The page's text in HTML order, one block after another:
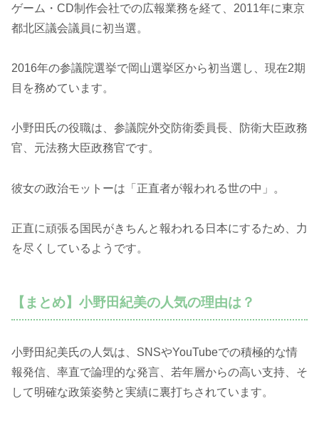
ゲーム・CD制作会社での広報業務を経て、2011年に東京
都北区議会議員に初当選。
2016年の参議院選挙で岡山選挙区から初当選し、現在2期
目を務めています。
小野田氏の役職は、参議院外交防衛委員長、防衛大臣政務
官、元法務大臣政務官です。
彼女の政治モットーは「正直者が報われる世の中」。
正直に頑張る国民がきちんと報われる日本にするため、力
を尽くしているようです。
【まとめ】小野田紀美の人気の理由は？
小野田紀美氏の人気は、SNSやYouTubeでの積極的な情
報発信、率直で論理的な発言、若年層からの高い支持、そ
して明確な政策姿勢と実績に裏打ちされています。